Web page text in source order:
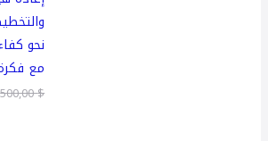
نحو
مع
500,00$